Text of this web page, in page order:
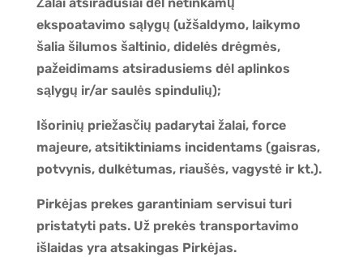
ekspoatavimo sąlygų (užšaldymo, laikymo
šalia šilumos šaltinio, didelės drėgmės,
pažeidimams atsiradusiems dėl aplinkos
sąlygų ir/ar saulės spindulių);
Išorinių priežasčių padarytai žalai, force
majeure, atsitiktiniams incidentams (gaisras,
potvynis, dulkėtumas, riaušės, vagystė ir kt.).
Pirkėjas prekes garantiniam servisui turi
pristatyti pats. Už prekės transportavimo
išlaidas yra atsakingas Pirkėjas.